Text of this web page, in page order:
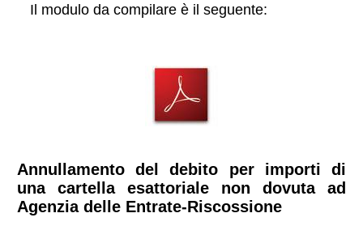
Il modulo da compilare è il seguente:
Annullamento del debito per importi di
una cartella esattoriale non dovuta ad
Agenzia delle Entrate-Riscossione